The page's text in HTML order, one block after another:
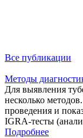
Все публикации
Методы
Для выявления
несколько
проведения и
IGRA-тесты
Подробнее